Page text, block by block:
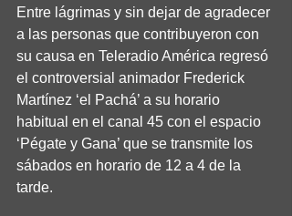
Entre lágrimas y sin dejar de agradecer
a las personas que contribuyeron con
su causa en Teleradio América regresó
el controversial animador Frederick
Martínez ‘el Pachá’ a su horario
habitual en el canal 45 con el espacio
‘Pégate y Gana’ que se transmite los
sábados en horario de 12 a 4 de la
tarde.